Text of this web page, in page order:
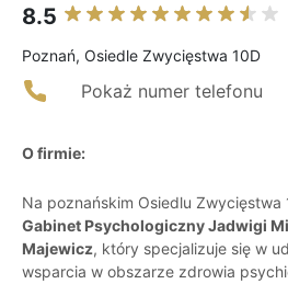
8.5
Poznań, Osiedle Zwycięstwa 10D
Pokaż numer telefonu
O firmie:
Na poznańskim Osiedlu Zwycięstwa
Gabinet Psychologiczny Jadwigi
Majewicz, który specjalizuje się w
wsparcia w obszarze zdrowia